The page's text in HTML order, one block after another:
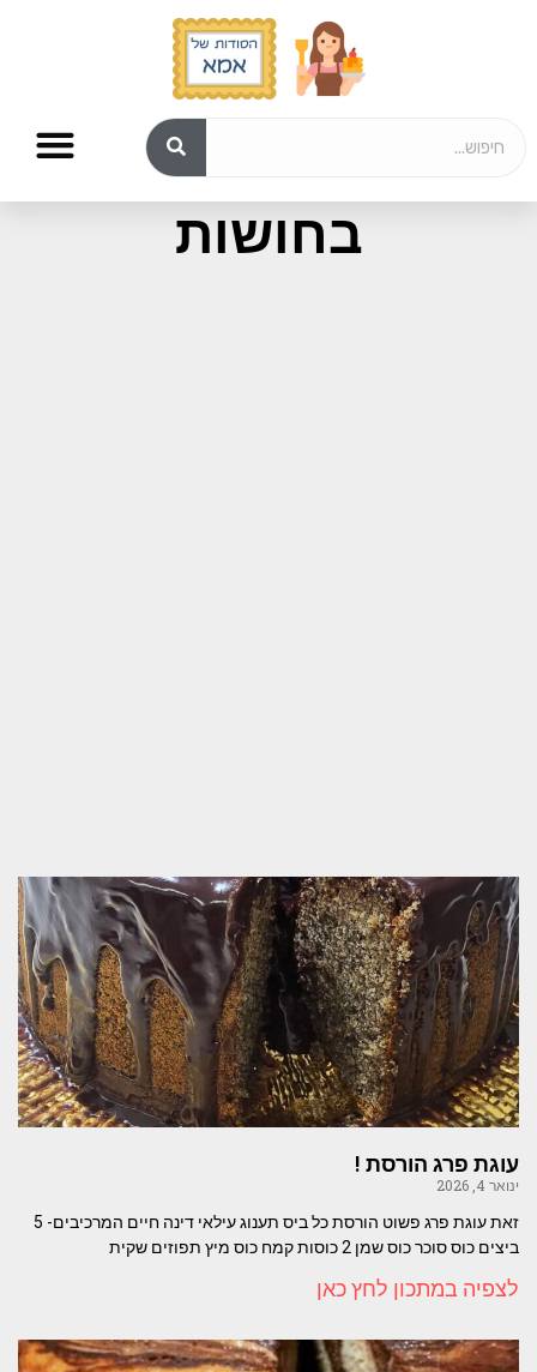
מתכונים לעוגות
בחושות
עוגת פרג הורסת !
ינואר 4, 2026
זאת עוגת פרג פשוט הורסת כל ביס תענוג עילאי דינה חיים המרכיבים- 5
ביצים כוס סוכר כוס שמן 2 כוסות קמח כוס מיץ תפוזים שקית
לצפיה במתכון לחץ כאן